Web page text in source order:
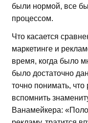
были нормой, все
процессом.
Что касается
маркетинге и
время, когда было
было достаточно
точно понимать, что
вспомнить
Ванамейкера: